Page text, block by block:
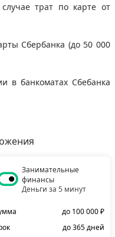
трат по карте от
Сбербанка (до 50 000
в банкоматах Сбебанка
Занимательные
финансы
Деньги за 5 минут
до 100 000 ₽
до 365 дней